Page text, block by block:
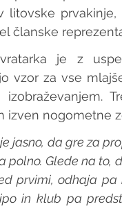
litovske
članske
vratarka je z
vzor za vse
izven nogometne
jasno, da gre za
polno. Glede na to,
prvimi, odhaja
in klub pa